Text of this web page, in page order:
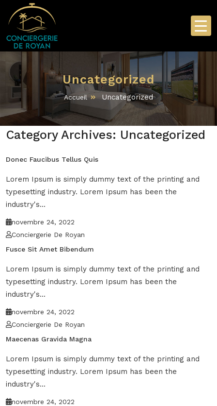
Uncategorized
Accueil Uncategorized
Category Archives: Uncategorized
Donec Faucibus Tellus Quis
Lorem Ipsum is simply dummy text of the printing and
typesetting industry. Lorem Ipsum has been the
industry's...
novembre 24, 2022
Conciergerie De Royan
Fusce Sit Amet Bibendum
Lorem Ipsum is simply dummy text of the printing and
typesetting industry. Lorem Ipsum has been the
industry's...
novembre 24, 2022
Conciergerie De Royan
Maecenas Gravida Magna
Lorem Ipsum is simply dummy text of the printing and
typesetting industry. Lorem Ipsum has been the
industry's...
novembre 24, 2022